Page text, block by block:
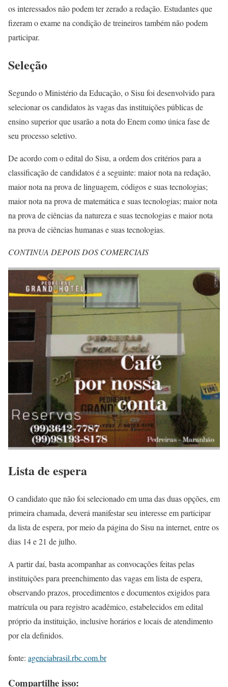
os interessados não podem ter zerado a redação. Estudantes que
fizeram o exame na condição de treineiros também não podem
participar.
Seleção
Segundo o Ministério da Educação, o Sisu foi desenvolvido para
selecionar os candidatos às vagas das instituições públicas de
ensino superior que usarão a nota do Enem como única fase de
seu processo seletivo.
De acordo com o edital do Sisu, a ordem dos critérios para a
classificação de candidatos é a seguinte: maior nota na redação,
maior nota na prova de linguagem, códigos e suas tecnologias;
maior nota na prova de matemática e suas tecnologias; maior nota
na prova de ciências da natureza e suas tecnologias e maior nota
na prova de ciências humanas e suas tecnologias.
CONTINUA DEPOIS DOS COMERCIAIS
Lista de espera
O candidato que não foi selecionado em uma das duas opções, em
primeira chamada, deverá manifestar seu interesse em participar
da lista de espera, por meio da página do Sisu na internet, entre os
dias 14 e 21 de julho.
A partir daí, basta acompanhar as convocações feitas pelas
instituições para preenchimento das vagas em lista de espera,
observando prazos, procedimentos e documentos exigidos para
matrícula ou para registro acadêmico, estabelecidos em edital
próprio da instituição, inclusive horários e locais de atendimento
por ela definidos.
fonte: agenciabrasil.rbc.com.br
Compartilhe isso: